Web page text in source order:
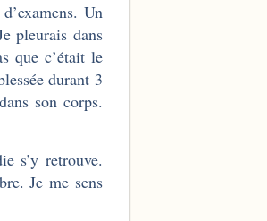
Un
pleurais dans
que c’était le
durant 3
son corps.
s’y retrouve.
Je me sens